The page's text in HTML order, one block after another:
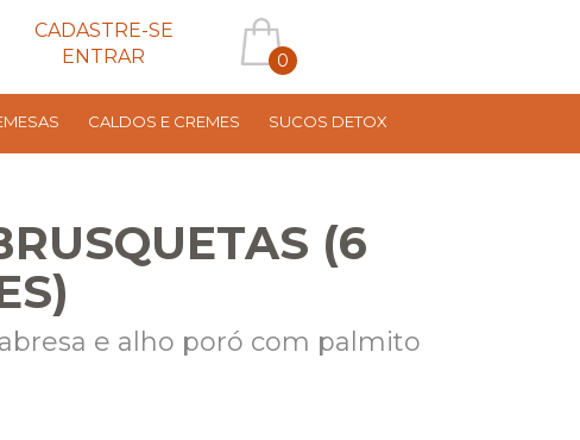
CADASTRE-SE
ENTRAR
0
CALDOS E CREMES SUCOS DETOX
(6
e alho poró com palmito